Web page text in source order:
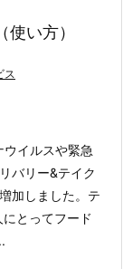
い方）
ス
イルスや緊急
バリー&テイク
加しました。テ
とってフード